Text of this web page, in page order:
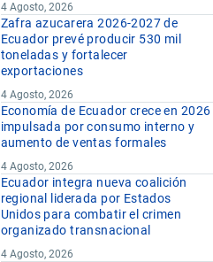
4 Agosto, 2026
Zafra azucarera 2026-2027 de
Ecuador prevé producir 530 mil
toneladas y fortalecer
exportaciones
4 Agosto, 2026
Economía de Ecuador crece en 2026
impulsada por consumo interno y
aumento de ventas formales
4 Agosto, 2026
Ecuador integra nueva coalición
regional liderada por Estados
Unidos para combatir el crimen
organizado transnacional
4 Agosto, 2026